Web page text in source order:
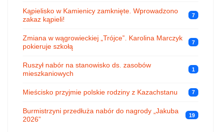
Kąpielisko w Kamienicy zamknięte. Wprowadzono
zakaz kąpieli!
7
Zmiana w wągrowieckiej „Trójce”. Karolina Marczyk
pokieruje szkołą
7
Ruszył nabór na stanowisko ds. zasobów
mieszkaniowych
1
Mieścisko przyjmie polskie rodziny z Kazachstanu 7
Burmistrzyni przedłuża nabór do nagrody „Jakuba
2026”
19